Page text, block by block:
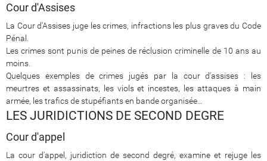
Cour d'Assises
La Cour d'Assises juge les crimes, infractions les plus graves du Code
Pénal.
Les crimes sont punis de peines de réclusion criminelle de 10 ans au
moins.
Quelques exemples de crimes jugés par la cour d'assises : les
meurtres et assassinats, les viols et incestes, les attaques à main
armée, les trafics de stupéfiants en bande organisée…
LES JURIDICTIONS DE SECOND DEGRE
Cour d'appel
La cour d'appel, juridiction de second degré, examine et rejuge les